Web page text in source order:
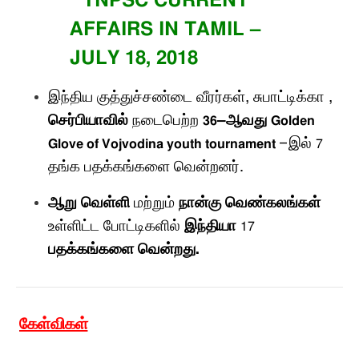
இந்திய குத்துச்சண்டை வீரர்கள், சுபாட்டிக்கா ,
செர்பியாவில் நடைபெற்ற 36–ஆவது Golden
Glove of Vojvodina youth tournament –இல் 7
தங்க பதக்கங்களை வென்றனர்.
ஆறு வெள்ளி மற்றும் நான்கு வெண்கலங்கள்
உள்ளிட்ட போட்டிகளில் இந்தியா 17
பதக்கங்களை வென்றது.
கேள்விகள்